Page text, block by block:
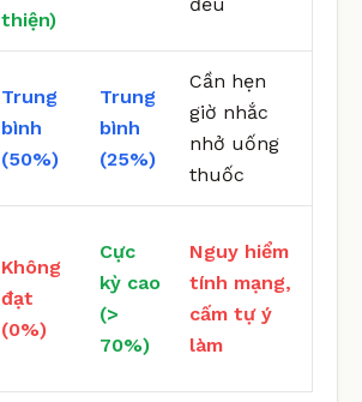
thiện)
Trung
bình
(50%)
Trung
bình
(25%)
Cần hẹn
giờ nhắc
nhở uống
thuốc
Không
đạt
(0%)
Cực
kỳ cao
(>
70%)
Nguy hiểm
tính mạng,
cấm tự ý
làm